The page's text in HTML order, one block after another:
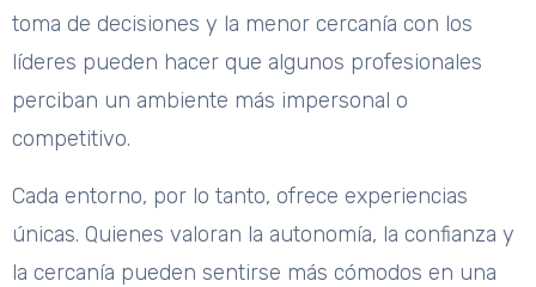
toma de decisiones y la menor cercanía con los
líderes pueden hacer que algunos profesionales
perciban un ambiente más impersonal o
competitivo.
Cada entorno, por lo tanto, ofrece experiencias
únicas. Quienes valoran la autonomía, la confianza y
la cercanía pueden sentirse más cómodos en una